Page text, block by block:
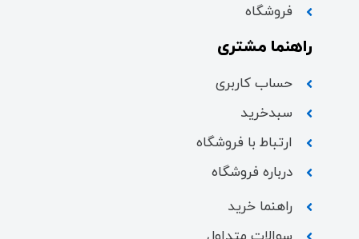
فروشگاه
راهنما مشتری
حساب کاربری
سبدخرید
ارتباط با فروشگاه
درباره فروشگاه
راهنما خرید